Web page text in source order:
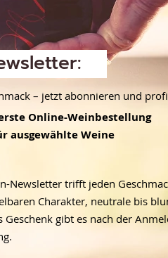
– jetzt abonnieren und
Online-Weinbestellung
ausgewählte Weine
Newsletter trifft jeden
Charakter, neutrale bis
Geschenk gibt es nach der